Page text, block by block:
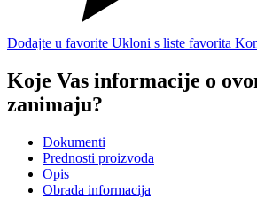
Dodajte u favorite Ukloni s liste favorita
Koje Vas informacije o
zanimaju?
Dokumenti
Prednosti proizvoda
Opis
Obrada informacija